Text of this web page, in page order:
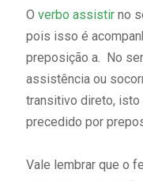
Overbo assistir no
pois isso é
preposição a. No
assistência ou
transitivo direto, isto
precedido por
Vale lembrar que o